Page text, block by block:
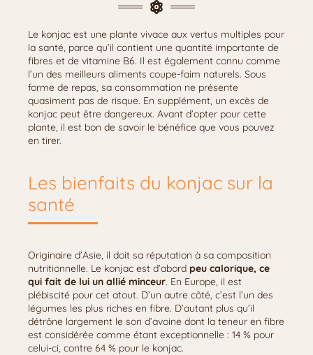
Le konjac est une plante vivace aux vertus multiples pour
la santé, parce qu’il contient une quantité importante de
fibres et de vitamine B6. Il est également connu comme
l’un des meilleurs aliments coupe-faim naturels. Sous
forme de repas, sa consommation ne présente
quasiment pas de risque. En supplément, un excès de
konjac peut être dangereux. Avant d’opter pour cette
plante, il est bon de savoir le bénéfice que vous pouvez
en tirer.
Les bienfaits du konjac sur la
santé
Originaire d’Asie, il doit sa réputation à sa composition
nutritionnelle. Le konjac est d’abord peu calorique, ce
qui fait de lui un allié minceur. En Europe, il est
plébiscité pour cet atout. D’un autre côté, c’est l’un des
légumes les plus riches en fibre. D’autant plus qu’il
détrône largement le son d’avoine dont la teneur en fibre
est considérée comme étant exceptionnelle : 14 % pour
celui-ci, contre 64 % pour le konjac.